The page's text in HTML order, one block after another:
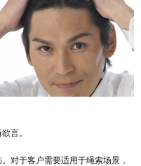
言。
对于客户需要适用于绳索场景，